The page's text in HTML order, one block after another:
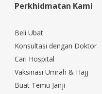
Perkhidmatan Kami
Beli Ubat
Konsultasi dengan Doktor
Cari Hospital
Vaksinasi Umrah & Hajj
Buat Temu Janji